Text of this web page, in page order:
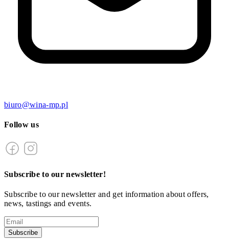
biuro@wina-mp.pl
Follow us
Subscribe to our newsletter!
Subscribe to our newsletter and get information about offers,
news, tastings and events.
Subscribe